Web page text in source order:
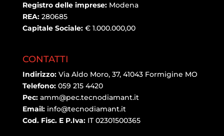
Registro delle imprese:Modena
REA:280685
Capitale Sociale: € 1.000.000,00
CONTATTI
Indirizzo: Via Aldo Moro, 37, 41043 Formigine MO
Telefono: 059 215 4420
Pec: amm@pec.tecnodiamant.it
Email: info@tecnodiamant.it
Cod. Fisc. E P.Iva:IT 02301500365